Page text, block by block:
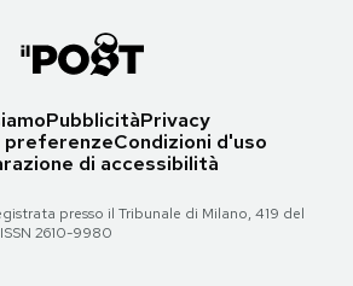
PubblicitàPrivacy
preferenzeCondizioni d'uso
di accessibilità
presso il Tribunale di Milano, 419 del
2610-9980